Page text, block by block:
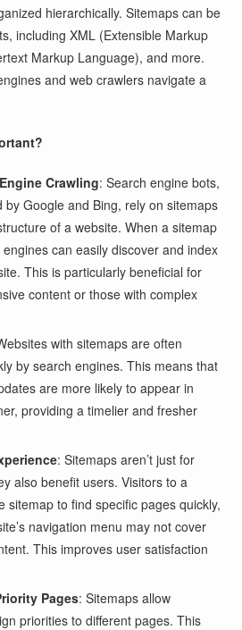
hierarchically. Sitemaps can be
including XML (Extensible Markup
Markup Language), and more.
and web crawlers navigate a
Crawling: Search engine bots,
by Google and Bing, rely on sitemaps
of a website. When a sitemap
can easily discover and index
This is particularly beneficial for
content or those with complex
with sitemaps are often
by search engines. This means that
are more likely to appear in
providing a timelier and fresher
: Sitemaps aren’t just for
also benefit users. Visitors to a
sitemap to find specific pages quickly,
navigation menu may not cover
This improves user satisfaction
Pages: Sitemaps allow
priorities to different pages. This